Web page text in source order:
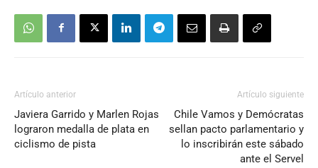
Artículo anterior
Javiera Garrido y Marlen Rojas
lograron medalla de plata en
ciclismo de pista
Artículo siguiente
Chile Vamos y Demócratas
sellan pacto parlamentario y
lo inscribirán este sábado
ante el Servel